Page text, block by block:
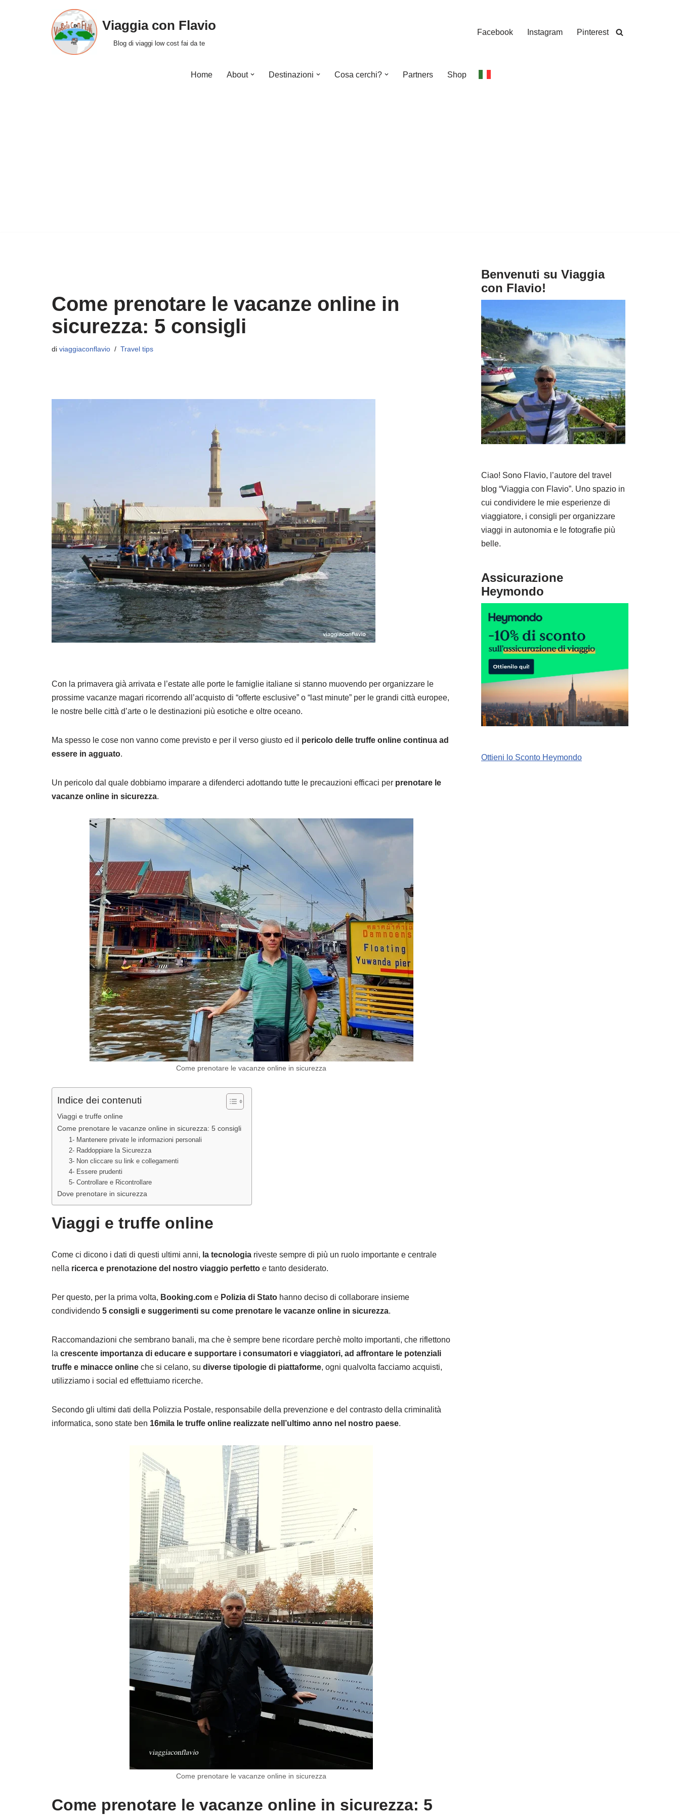
Viaggia con Flavio
Blog di viaggi low cost fai da te
Facebook Instagram Pinterest
Home About Destinazioni Cosa cerchi? Partners Shop
Come prenotare le vacanze online in
sicurezza: 5 consigli
di viaggiaconflavio Travel tips
Con la primavera già arrivata e l’estate alle porte le famiglie italiane si stanno muovendo per organizzare le
prossime vacanze magari ricorrendo all’acquisto di “offerte esclusive” o “last minute” per le grandi città europee,
le nostre belle città d’arte o le destinazioni più esotiche e oltre oceano.
Ma spesso le cose non vanno come previsto e per il verso giusto ed il pericolo delle truffe online continua ad
essere in agguato.
Un pericolo dal quale dobbiamo imparare a difenderci adottando tutte le precauzioni efficaci per prenotare le
vacanze online in sicurezza.
Come prenotare le vacanze online in sicurezza
Indice dei contenuti
Viaggi e truffe online
Come prenotare le vacanze online in sicurezza: 5 consigli
1- Mantenere private le informazioni personali
2- Raddoppiare la Sicurezza
3- Non cliccare su link e collegamenti
4- Essere prudenti
5- Controllare e Ricontrollare
Dove prenotare in sicurezza
Viaggi e truffe online
Come ci dicono i dati di questi ultimi anni, la tecnologia riveste sempre di più un ruolo importante e centrale
nella ricerca e prenotazione del nostro viaggio perfetto e tanto desiderato.
Per questo, per la prima volta, Booking.com e Polizia di Stato hanno deciso di collaborare insieme
condividendo 5 consigli e suggerimenti su come prenotare le vacanze online in sicurezza.
Raccomandazioni che sembrano banali, ma che è sempre bene ricordare perchè molto importanti, che riflettono
la crescente importanza di educare e supportare i consumatori e viaggiatori, ad affrontare le potenziali
truffe e minacce online che si celano, su diverse tipologie di piattaforme, ogni qualvolta facciamo acquisti,
utilizziamo i social ed effettuiamo ricerche.
Secondo gli ultimi dati della Polizzia Postale, responsabile della prevenzione e del contrasto della criminalità
informatica, sono state ben 16mila le truffe online realizzate nell’ultimo anno nel nostro paese.
Come prenotare le vacanze online in sicurezza
Come prenotare le vacanze online in sicurezza: 5
Benvenuti su Viaggia
con Flavio!
Ciao! Sono Flavio, l’autore del travel
blog “Viaggia con Flavio”. Uno spazio in
cui condividere le mie esperienze di
viaggiatore, i consigli per organizzare
viaggi in autonomia e le fotografie più
belle.
Assicurazione
Heymondo
Ottieni lo Sconto Heymondo